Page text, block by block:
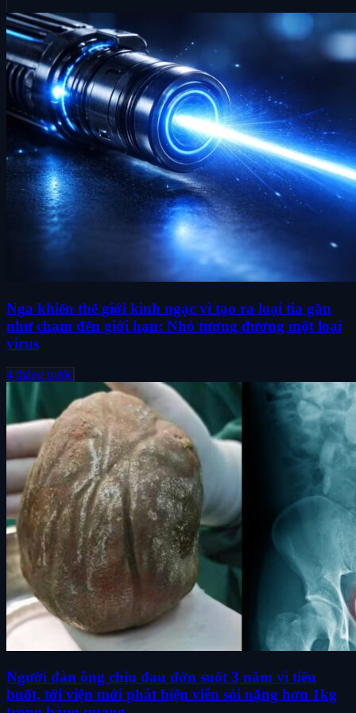
Nga khiến thế giới kinh ngạc vì tạo ra loại tia gần
như chạm đến giới hạn: Nhỏ tương đương một loại
virus
4 tháng trước
Người đàn ông chịu đau đớn suốt 3 năm vì tiểu
buốt, tới viện mới phát hiện viên sỏi nặng hơn 1kg